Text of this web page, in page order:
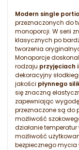
Modern single
przeznaczonych do
monoporcji. W serii
klasycznych po
tworzenia
Monoporcje
rodzaju przyjęciach
dekoracyjny
jakości płynnego
się znaczną
zapewniając
przeznaczone są do
możliwość
działanie
możliwość
bezpiecznego mycia